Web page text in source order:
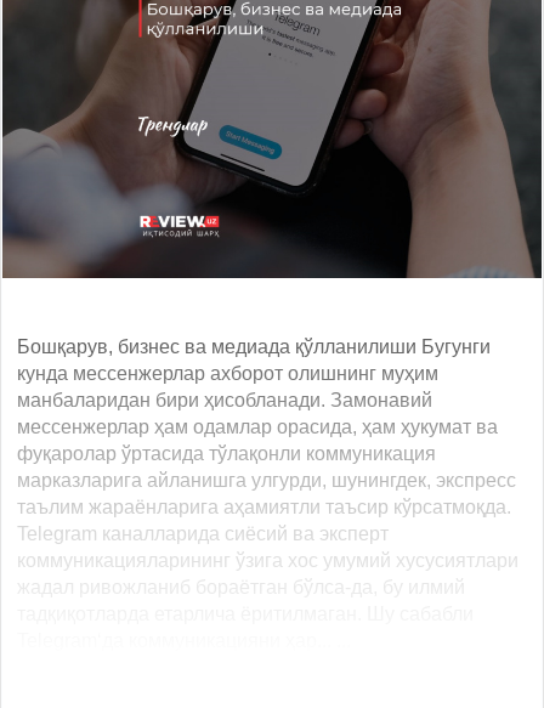
Бошқарув, бизнес ва медиада қўлланилиши Бугунги
кунда мессенжерлар ахборот олишнинг муҳим
манбаларидан бири ҳисобланади. Замонавий
мессенжерлар ҳам одамлар орасида, ҳам ҳукумат ва
фуқаролар ўртасида тўлақонли коммуникация
марказларига айланишга улгурди, шунингдек, экспресс
таълим жараёнларига аҳамиятли таъсир кўрсатмоқда.
Telegram каналларида сиёсий ва эксперт
коммуникацияларининг ўзига хос умумий хусусиятлари